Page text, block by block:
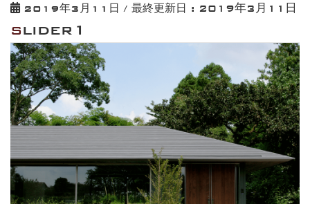
2019年3月11日 / 最終更新日 : 2019年3月11日
slider1